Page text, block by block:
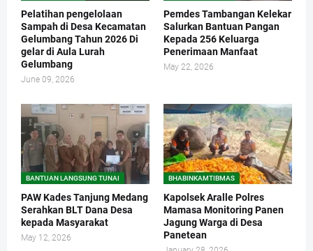
Pelatihan pengelolaan
Sampah di Desa Kecamatan
Gelumbang Tahun 2026 Di
gelar di Aula Lurah
Gelumbang
June 09, 2026
Pemdes Tambangan Kelekar
Salurkan Bantuan Pangan
Kepada 256 Keluarga
Penerimaan Manfaat
May 22, 2026
BANTUAN LANGSUNG TUNAI
PAW Kades Tanjung Medang
Serahkan BLT Dana Desa
kepada Masyarakat
May 12, 2026
BHABINKAMTIBMAS
Kapolsek Aralle Polres
Mamasa Monitoring Panen
Jagung Warga di Desa
Panetean